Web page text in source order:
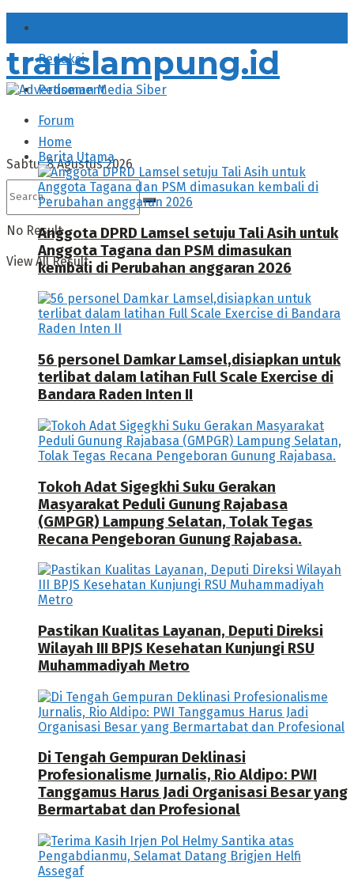
Redaksi
Pedoman Media Siber
Forum
Sabtu, 8 Agustus 2026
No Result
View All Result
translampung.id
Home
Berita Utama
Anggota DPRD Lamsel setuju Tali Asih untuk
Anggota Tagana dan PSM dimasukan
kembali di Perubahan anggaran 2026
56 personel Damkar Lamsel,disiapkan untuk
terlibat dalam latihan Full Scale Exercise di
Bandara Raden Inten II
Tokoh Adat Sigegkhi Suku Gerakan
Masyarakat Peduli Gunung Rajabasa
(GMPGR) Lampung Selatan, Tolak Tegas
Recana Pengeboran Gunung Rajabasa.
Pastikan Kualitas Layanan, Deputi Direksi
Wilayah III BPJS Kesehatan Kunjungi RSU
Muhammadiyah Metro
Di Tengah Gempuran Deklinasi
Profesionalisme Jurnalis, Rio Aldipo: PWI
Tanggamus Harus Jadi Organisasi Besar yang
Bermartabat dan Profesional